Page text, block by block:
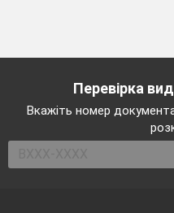
Перевірка
Вкажіть номер